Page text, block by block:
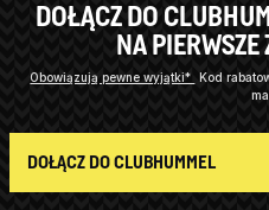
DOŁĄCZ DO
NA
Obowiązują pewne wyjątki*
Kod
DOŁĄCZ DO CLUBHUMMEL